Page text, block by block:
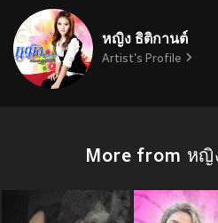
หญิง ธิติกานต์
Artist's Profile
More from หญิ